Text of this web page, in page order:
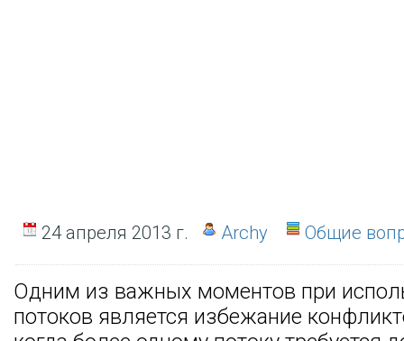
24 апреля 2013 г. Archy Общие
Одним из важных моментов при
потоков является избежание